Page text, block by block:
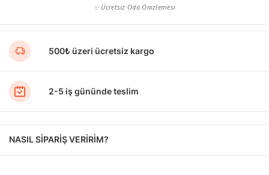
✨ Ücretsiz Oda Önizlemesi
500₺ üzeri ücretsiz kargo
2-5 iş gününde teslim
NASIL SİPARİŞ VERİRİM?